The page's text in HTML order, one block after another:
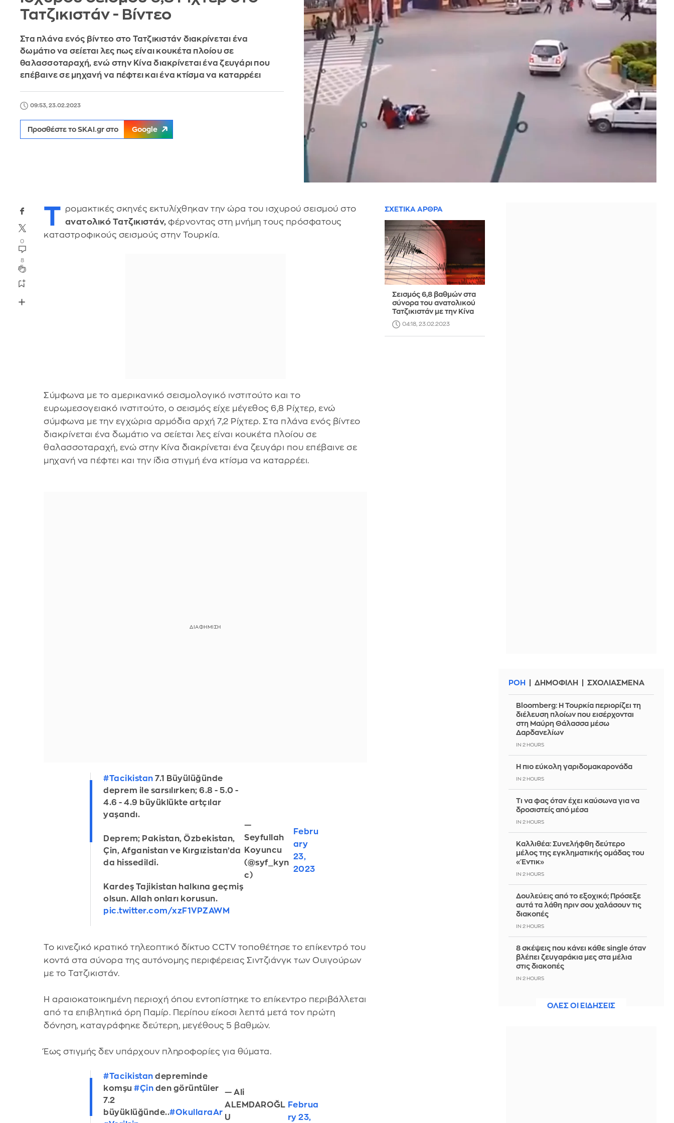
Τατζικιστάν - Βίντεο
Στα πλάνα ενός βίντεο στο Τατζικιστάν διακρίνεται ένα
δωμάτιο να σείεται λες πως είναι κουκέτα πλοίου σε
θαλασσοταραχή, ενώ στην Κίνα διακρίνεται ένα ζευγάρι που
επέβαινε σε μηχανή να πέφτει και ένα κτίσμα να καταρρέει
09:53, 23.02.2023
Προσθέστε το SKAI.gr στο Google
0
8
Τ ρομακτικές σκηνές εκτυλίχθηκαν την ώρα του ισχυρού σεισμού στο
ανατολικό Τατζικιστάν,φέρνοντας στη μνήμη τους πρόσφατους
καταστροφικούς σεισμούς στην Τουρκία.
Σύμφωνα με το αμερικανικό σεισμολογικό ινστιτούτο και το
ευρωμεσογειακό ινστιτούτο, ο σεισμός είχε μέγεθος 6,8 Ρίχτερ, ενώ
σύμφωνα με την εγχώρια αρμόδια αρχή 7,2 Ρίχτερ. Στα πλάνα ενός βίντεο
διακρίνεται ένα δωμάτιο να σείεται λες είναι κουκέτα πλοίου σε
θαλασσοταραχή, ενώ στην Κίνα διακρίνεται ένα ζευγάρι που επέβαινε σε
μηχανή να πέφτει και την ίδια στιγμή ένα κτίσμα να καταρρέει.
#Tacikistan 7.1 Büyülüğünde
deprem ile sarsılırken; 6.8 - 5.0 -
4.6 - 4.9 büyüklükte artçılar
yaşandı.
Deprem; Pakistan, Özbekistan,
Çin, Afganistan ve Kırgızistan’da
da hissedildi.
Kardeş Tajikistan halkına geçmiş
olsun. Allah onları korusun.
pic.twitter.com/xzF1VPZAWM
—
Seyfullah
Koyuncu
(@syf_kyn
c)
Febru
ary
23,
2023
Το κινεζικό κρατικό τηλεοπτικό δίκτυο CCTV τοποθέτησε το επίκεντρό του
κοντά στα σύνορα της αυτόνομης περιφέρειας Σιντζιάνγκ των Ουιγούρων
με το Τατζικιστάν.
Η αραιοκατοικημένη περιοχή όπου εντοπίστηκε το επίκεντρο περιβάλλεται
από τα επιβλητικά όρη Παμίρ. Περίπου είκοσι λεπτά μετά τον πρώτη
δόνηση, καταγράφηκε δεύτερη, μεγέθους 5 βαθμών.
Έως στιγμής δεν υπάρχουν πληροφορίες για θύματα.
#Tacikistan depreminde
komşu#Çin den görüntüler
7.2
büyüklüğünde..#OkullaraAr
— Ali
ALEMDAROĞL
U
Februa
ry 23,
ΣΧΕΤΙΚΑ ΑΡΘΡΑ
Σεισμός 6,8 βαθμών στα
σύνορα του ανατολικού
Τατζικιστάν με την Κίνα
04:18, 23.02.2023
ΡΟΗ ΔΗΜΟΦΙΛΗ ΣΧΟΛΙΑΣΜΕΝΑ
Bloomberg: Η Τουρκία περιορίζει τη
διέλευση πλοίων που εισέρχονται
στη Μαύρη Θάλασσα μέσω
Δαρδανελίων
IN 2 HOURS
Η πιο εύκολη γαριδομακαρονάδα
IN 2 HOURS
Τι να φας όταν έχει καύσωνα για να
δροσιστείς από μέσα
IN 2 HOURS
Καλλιθέα: Συνελήφθη δεύτερο
μέλος της εγκληματικής ομάδας του
«Έντικ»
IN 2 HOURS
Δουλεύεις από το εξοχικό; Πρόσεξε
αυτά τα λάθη πριν σου χαλάσουν τις
διακοπές
IN 2 HOURS
8 σκέψεις που κάνει κάθε single όταν
βλέπει ζευγαράκια μες στα μέλια
στις διακοπές
IN 2 HOURS
Θάλασσα και ουκρανικές επιθέσεις
ΟΛΕΣ ΟΙ ΕΙΔΗΣΕΙΣ